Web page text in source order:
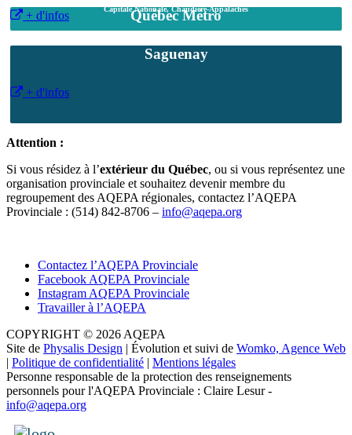
Québec Métro
Capitale Nationale, Chaudière-Appalaches
+ d'infos
Saguenay
+ d'infos
Attention :
Si vous résidez à l’extérieur du Québec, ou si vous représentez une
organisation provinciale et souhaitez devenir membre du
regroupement des AQEPA régionales, contactez l’AQEPA
Provinciale : (514) 842-8706 – info@aqepa.org
Contactez l’AQEPA Provinciale
Facebook AQEPA Provinciale
Instagram AQEPA Provinciale
Travailler à l’AQEPA
COPYRIGHT © 2026 AQEPA
Site de Physalis Design | Évolution et suivi de Womko, Agence Web
| Politique de confidentialité | Mentions légales
Personne responsable de la protection des renseignements
personnels pour l'AQEPA Provinciale : Claire Lesur -
info@aqepa.org